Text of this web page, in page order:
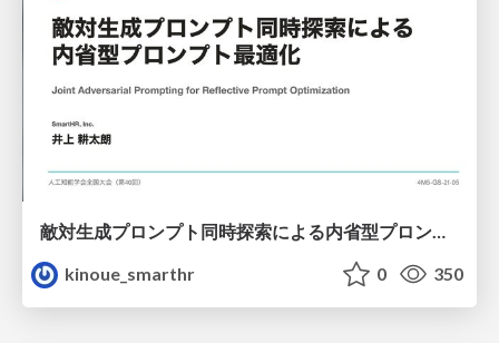
敵対生成プロンプト同時探索による内省型プロンプト最適化
kinoue_smarthr
0 350